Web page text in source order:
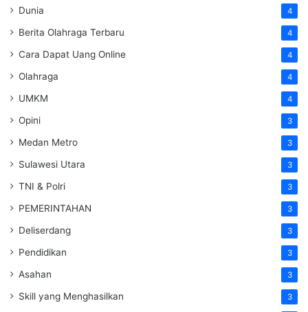
Dunia 4
Berita Olahraga Terbaru 4
Cara Dapat Uang Online 4
Olahraga 4
UMKM 4
Opini 3
Medan Metro 3
Sulawesi Utara 3
TNI & Polri 3
PEMERINTAHAN 3
Deliserdang 3
Pendidikan 3
Asahan 3
Skill yang Menghasilkan 3